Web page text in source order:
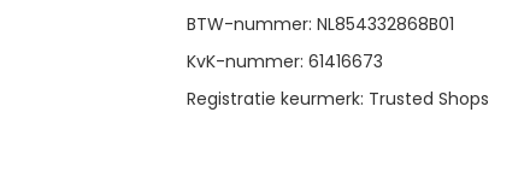
BTW-nummer: NL854332868B01
KvK-nummer: 61416673
Registratie keurmerk: Trusted Shops